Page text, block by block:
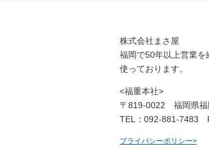
株式会社まさ屋
福岡で50年以上営業を
使っております。
<福重本社>
〒819-0022 福岡県福
TEL：092-881-7483
プライバシーポリシー>